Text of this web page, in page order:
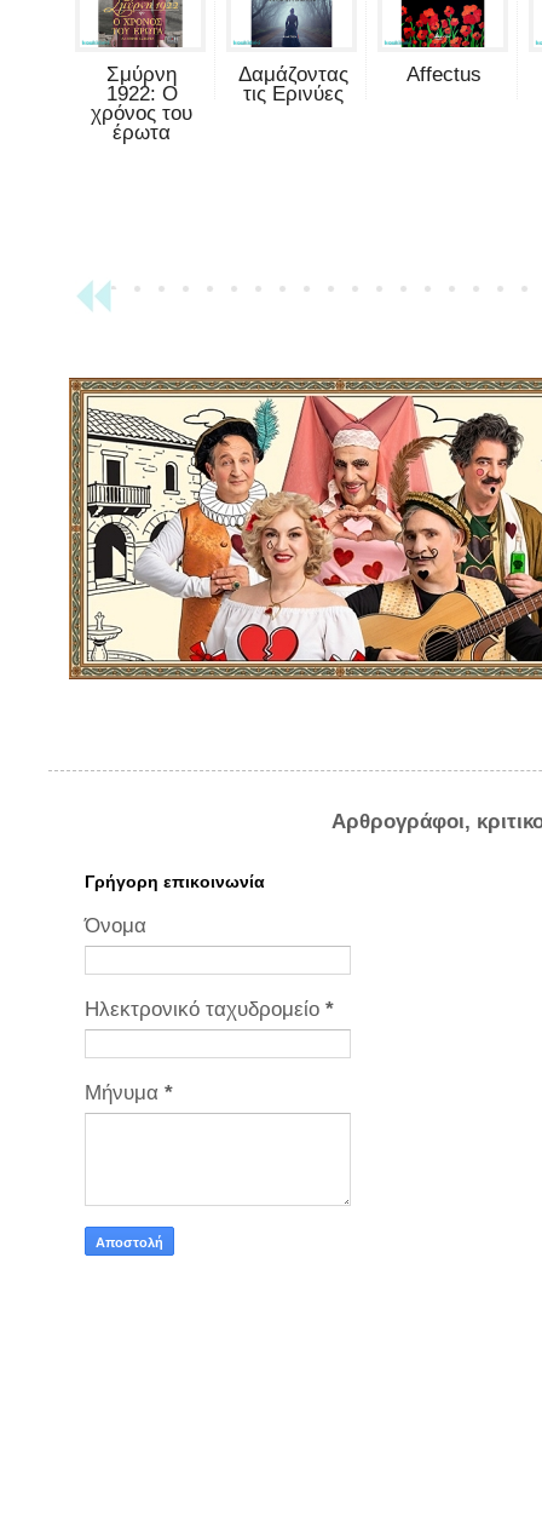
Σμύρνη
1922: Ο
χρόνος του
έρωτα
Δαμάζοντας
τις Ερινύες
Affectus
Αρθρογράφοι,
Γρήγορη επικοινωνία
Όνομα
Ηλεκτρονικό ταχυδρομείο *
Μήνυμα *